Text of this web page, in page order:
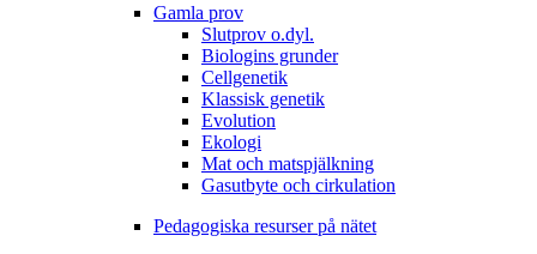
Gamla prov
Slutprov o.dyl.
Biologins grunder
Cellgenetik
Klassisk genetik
Evolution
Ekologi
Mat och matspjälkning
Gasutbyte och cirkulation
Pedagogiska resurser på nätet